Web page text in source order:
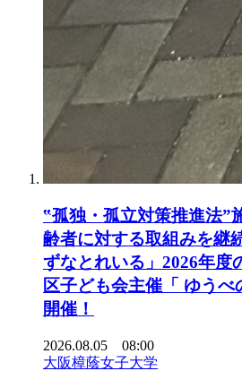
‟孤独・孤立対策推進法”
齢者に対する取組みを継
ずなとれいる」2026年度
区子ども会主催「 ゆうべ
開催！
2026.08.05 08:00
大阪樟蔭女子大学